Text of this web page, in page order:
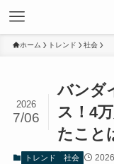
ホーム トレンド 社会
バンダ
ス！4
たこと
2026
7/06
トレンド 社会